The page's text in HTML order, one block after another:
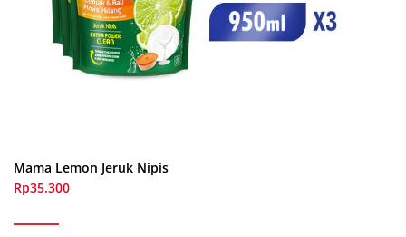
Mama Lemon Jeruk Nipis
Rp35.300